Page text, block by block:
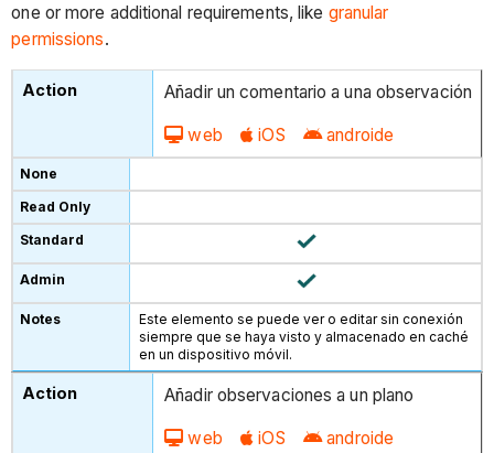
one or more additional requirements, like granular
permissions.
Añadir un comentario a una observación
web iOS androide
Este elemento se puede ver o editar sin conexión
siempre que se haya visto y almacenado en caché
en un dispositivo móvil.
Añadir observaciones a un plano
web iOS androide